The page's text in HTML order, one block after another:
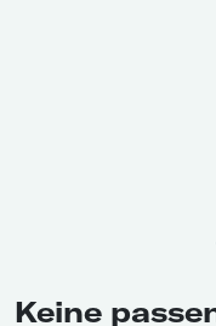
Keine